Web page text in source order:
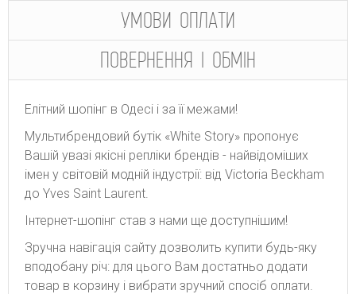
УМОВИ ОПЛАТИ
ПОВЕРНЕННЯ І ОБМІН
Елітний шопінг в Одесі і за її межами!
Мультибрендовий бутік «White Story» пропонує
Вашій увазі якісні репліки брендів - найвідоміших
імен у світовій модній індустрії: від Victoria Beckham
до Yves Saint Laurent.
Інтернет-шопінг став з нами ще доступнішим!
Зручна навігація сайту дозволить купити будь-яку
вподобану річ: для цього Вам достатньо додати
товар в корзину і вибрати зручний спосіб оплати.